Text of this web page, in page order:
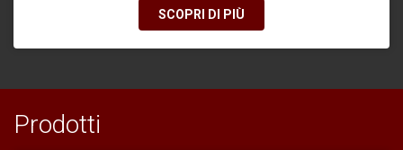
SCOPRI DI PIÙ
Prodotti